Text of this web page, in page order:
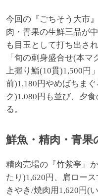
今回の『ごちそう大市
肉・青果の生鮮三品が
も目玉として打ち出さ
「旬の刺身盛合せ(本
上握り鮨(10貫)1,500円
前)1,180円やめばちま
ク)1,080円も並び、夕
る。
鮮魚・精肉・青
精肉売場の『竹紫亭』
たり)1,620円、肩ロー
きやき/焼肉用1,620円(